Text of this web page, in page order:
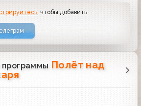
, чтобы добавить
программы Полёт над